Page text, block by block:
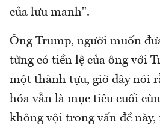
của lưu manh".
Ông Trump, người muốn
từng có tiền lệ của ông với
một thành tựu, giờ đây nói
hóa vẫn là mục tiêu cuối
không vội trong vấn đề